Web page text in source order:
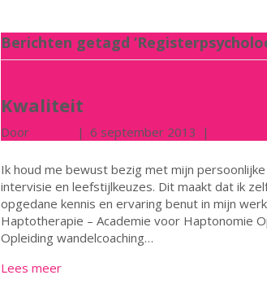
Berichten getagd
Kwaliteit
Door | 6 september 2013 |
Ik houd me bewust bezig met mijn
intervisie en leefstijlkeuzes. Dit maakt dat ik
opgedane kennis en ervaring benut in mijn
Haptotherapie – Academie voor Haptonomie
Opleiding wandelcoaching…
Lees meer